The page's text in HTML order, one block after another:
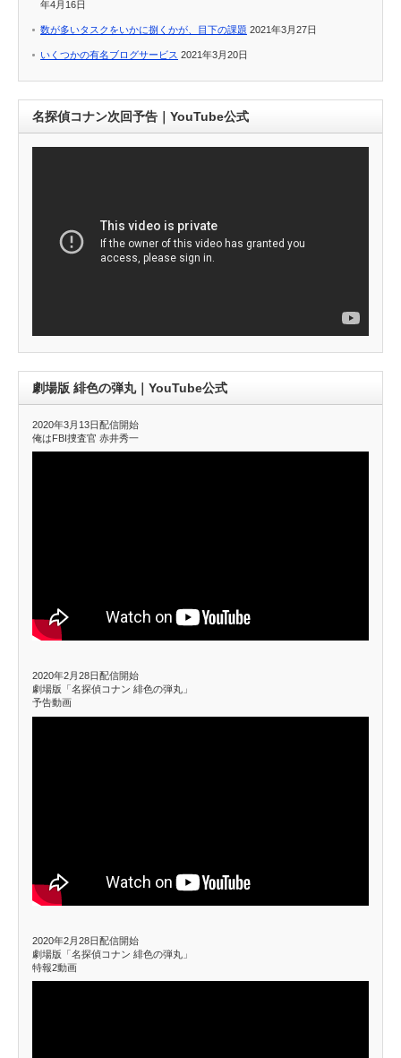
年4月16日
数が多いタスクをいかに捌くかが、目下の課題 2021年3月27日
いくつかの有名ブログサービス 2021年3月20日
名探偵コナン次回予告｜YouTube公式
劇場版 緋色の弾丸｜YouTube公式
2020年3月13日配信開始
俺はFBI捜査官 赤井秀一
2020年2月28日配信開始
劇場版「名探偵コナン 緋色の弾丸」
予告動画
2020年2月28日配信開始
劇場版「名探偵コナン 緋色の弾丸」
特報2動画